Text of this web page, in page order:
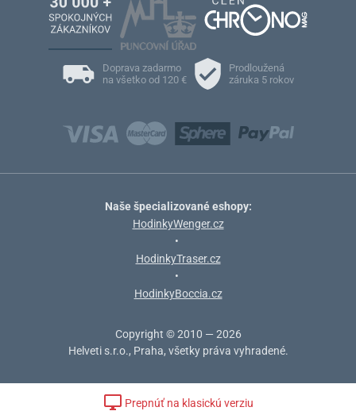
Doprava zadarmo
na všetko od 120 €
Prodloužená
záruka 5 rokov
Naše špecializované eshopy:
HodinkyWenger.cz
•
HodinkyTraser.cz
•
HodinkyBoccia.cz
Copyright © 2010 — 2026
Helveti s.r.o., Praha, všetky práva vyhradené.
Prepnúť na klasickú verziu